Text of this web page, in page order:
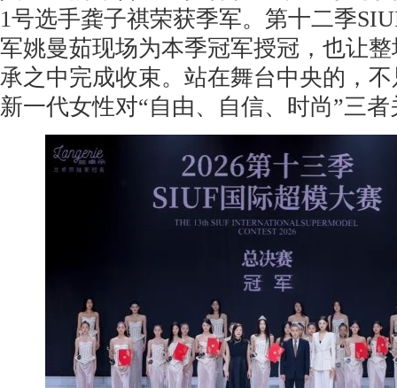
1号选手龚子祺荣获季军。第十二季
军姚曼茹现场为本季冠军授冠，也让
承之中完成收束。站在舞台中央的，
新一代女性对“自由、自信、时尚”三